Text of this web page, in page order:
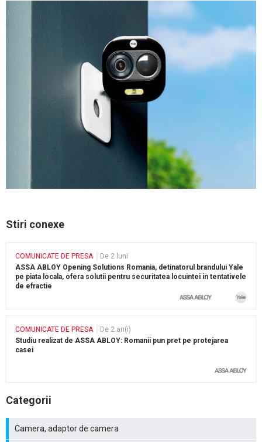
Stiri conexe
COMUNICATE DE PRESA
De 2 luni
ASSA ABLOY Opening Solutions Romania, detinatorul brandului Yale
pe piata locala, ofera solutii pentru securitatea locuintei in tentativele
de efractie
COMUNICATE DE PRESA
De 2 an(i)
Studiu realizat de ASSA ABLOY: Romanii pun pret pe protejarea
casei
Categorii
Camera, adaptor de camera